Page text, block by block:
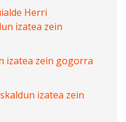
Herri
izatea zein
izatea zein gogorra
izatea zein